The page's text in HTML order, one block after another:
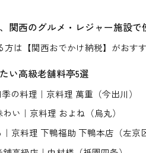
関西のグルメ・レジャー施設で
方は【関西おでかけ納税】がおす
い高級老舗料亭5選
の料理｜京料理 萬重（今出川）
い｜京料理 およね（烏丸）
京料理 下鴨福助 下鴨本店（左京